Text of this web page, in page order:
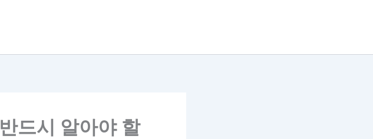
드시 알아야 할